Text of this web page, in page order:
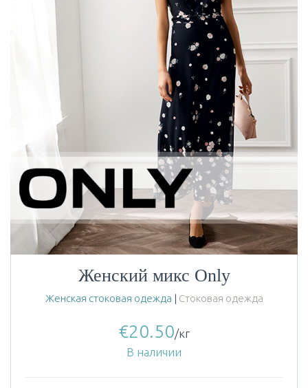
Женский микс Only
Женская стоковая одежда | Стоковая одежда
€20.50/кг
В наличии